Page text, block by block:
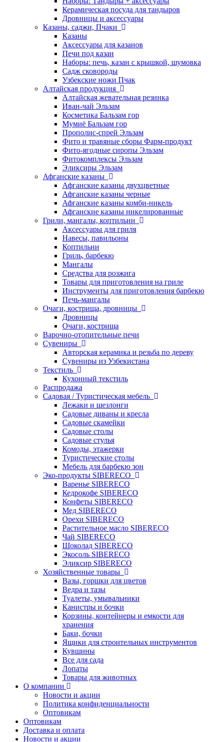
Керамическая посуда для тандыров
Дровницы и аксессуары
Казаны, саджи, Пчаки
Казаны
Аксессуары для казанов
Печи под казан
Наборы: печь, казан с крышкой, шумовка
Садж сковороды
Узбекские ножи Пчак
Алтайская продукция
Алтайская жевательная резинка
Иван-чай Эльзам
Косметика Бальзам гор
Мумиё Бальзам гор
Прополис-спрей Эльзам
Фито и травяные сборы Фарм-продукт
Фито-ягодные сиропы Эльзам
Фитокомплексы Эльзам
Эликсиры Эльзам
Афганские казаны
Афганские казаны двухцветные
Афганские казаны черные
Афганские казаны комби-никель
Афганские казаны никелированные
Грили, мангалы, коптильни
Аксессуары для гриля
Навесы, павильоны
Коптильни
Гриль, барбекю
Мангалы
Средства для розжига
Товары для приготовления на гриле
Инструменты для приготовления барбекю
Печь-мангалы
Очаги, кострища, дровницы
Дровницы
Очаги, кострища
Варочно-отопительные печи
Сувениры
Авторская керамика и резьба по дереву
Сувениры из Узбекистана
Текстиль
Кухонный текстиль
Распродажа
Садовая / Туристическая мебель
Лежаки и шезлонги
Садовые диваны и кресла
Садовые скамейки
Садовые столы
Садовые стулья
Комоды, этажерки
Туристические столы
Мебель для барбекю зон
Эко-продукты SIBERECO
Варенье SIBERECO
Кедрокофе SIBERECO
Конфеты SIBERECO
Мед SIBERECO
Орехи SIBERECO
Растительное масло SIBERECO
Чай SIBERECO
Шоколад SIBERECO
Экосоль SIBERECO
Эликсир SIBERECO
Хозяйственные товары
Вазы, горшки для цветов
Ведра и тазы
Туалеты, умывальники
Канистры и бочки
Корзины, контейнеры и емкости для
хранения
Баки, бочки
Ящики для строительных инструментов
Кувшины
Все для сада
Лопаты
Товары для животных
О компании
Новости и акции
Политика конфиденциальности
Оптовикам
Оптовикам
Доставка и оплата
Новости и акции